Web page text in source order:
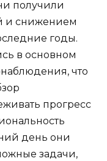
получили
и снижением
годы.
в основном
что
прогресс
день они
задачи,